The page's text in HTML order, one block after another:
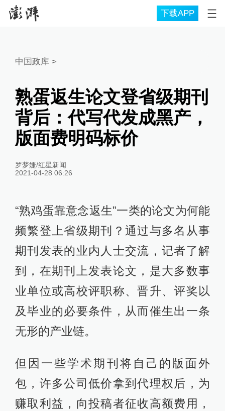
下载APP
中国政库 >
熟蛋返生论文登省级期刊
背后：代写代发成黑产，
版面费明码标价
罗梦婕/红星新闻
2021-04-28 06:26
“熟鸡蛋靠意念返生”一类的论文为何能
频繁登上省级期刊？通过与多名从事
期刊发表的业内人士交流，记者了解
到，在期刊上发表论文，是大多数事
业单位或高校评职称、晋升、评奖以
及毕业的必要条件，从而催生出一条
无形的产业链。
但因一些学术期刊将自己的版面外
包，许多公司低价拿到代理权后，为
赚取利益，向投稿者征收高额费用，